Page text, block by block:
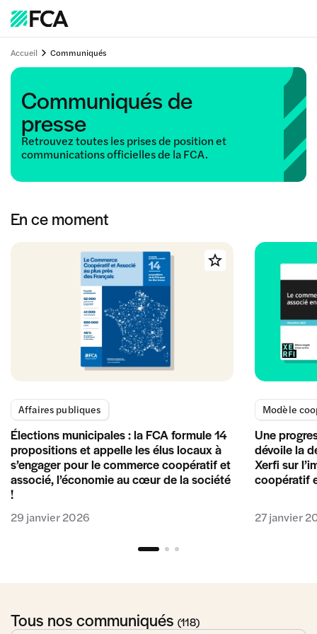
Accueil Communiqués
Communiqués de
presse
Retrouvez toutes les prises de position et
communications officielles de la FCA.
En ce moment
Affaires publiques
Élections municipales : la FCA formule 14
propositions et appelle les élus locaux à
s’engager pour le commerce coopératif et
associé, l’économie au cœur de la société
!
29 janvier 2026
Modèle
Une
dévoile la
Xerfi sur
coopératif
27 janvier
Tous nos communiqués (118)